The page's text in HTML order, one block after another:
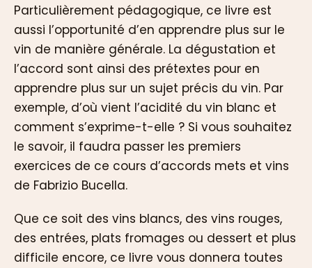
Particulièrement pédagogique, ce livre est
aussi l’opportunité d’en apprendre plus sur le
vin de manière générale. La dégustation et
l’accord sont ainsi des prétextes pour en
apprendre plus sur un sujet précis du vin. Par
exemple, d’où vient l’acidité du vin blanc et
comment s’exprime-t-elle ? Si vous souhaitez
le savoir, il faudra passer les premiers
exercices de ce cours d’accords mets et vins
de Fabrizio Bucella.
Que ce soit des vins blancs, des vins rouges,
des entrées, plats fromages ou dessert et plus
difficile encore, ce livre vous donnera toutes